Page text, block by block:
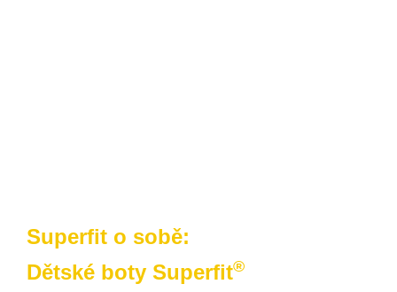
Superfit o sobě:
Dětské boty Superfit®